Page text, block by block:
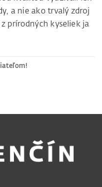
a nie ako trvalý zdroj
prírodných kyseliek ja